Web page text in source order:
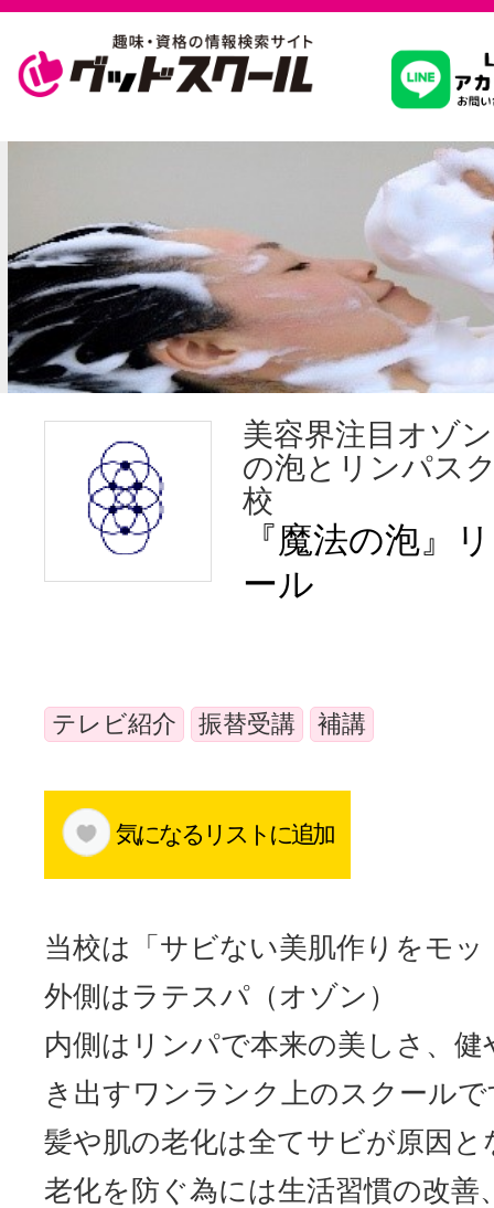
習いたいこ
スクールを
駅・路線か
通信講座を
体験レッス
特集をみる
グッドスク
掲載のお問
サイトマッ
美容界注目オゾ
の泡とリンパス
校
『魔法の泡』
ール
テレビ紹介 振替受講 補講
気になるリストに追加
当校は「サビない美肌作りをモ
外側はラテスパ（オゾン）
内側はリンパで本来の美しさ、
き出すワンランク上のスクール
髪や肌の老化は全てサビが原因と
老化を防ぐ為には生活習慣の改善